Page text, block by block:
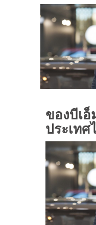
ของบีเอ็
ประเทศ